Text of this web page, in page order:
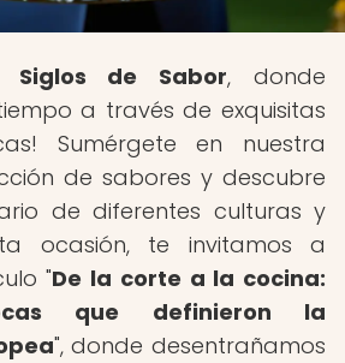
Siglos de Sabor, donde
a través de exquisitas
Sumérgete en nuestra
de sabores y descubre
de diferentes culturas y
ocasión, te invitamos a
"De la corte a la cocina:
que definieron la
", donde desentrañamos